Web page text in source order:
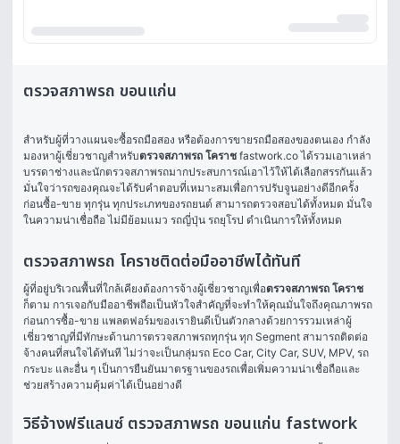
ตรวจสภาพรถ ขอนแก่น
สำหรับผู้ที่วางแผนจะซื้อรถมือสอง หรือต้องการขายรถมือสองของตนเอง กำลัง
มองหาผู้เชี่ยวชาญสำหรับตรวจสภาพรถ โคราช fastwork.co ได้รวมเอาเหล่า
บรรดาช่างและนักตรวจสภาพรถมากประสบการณ์เอาไว้ให้ได้เลือกสรรกันแล้ว
มั่นใจว่ารถของคุณจะได้รับคำตอบที่เหมาะสมเพื่อการปรับจูนอย่างดีอีกครั้ง
ก่อนซื้อ-ขาย ทุกรุ่น ทุกประเภทของรถยนต์ สามารถตรวจสอบได้ทั้งหมด มั่นใจ
ในความน่าเชื่อถือ ไม่มีย้อมแมว รถญี่ปุ่น รถยุโรป ดำเนินการให้ทั้งหมด
ตรวจสภาพรถ โคราชติดต่อมืออาชีพได้ทันที
ผู้ที่อยู่บริเวณพื้นที่ใกล้เคียงต้องการจ้างผู้เชี่ยวชาญเพื่อตรวจสภาพรถ โคราช
ก็ตาม การเจอกับมืออาชีพถือเป็นหัวใจสำคัญที่จะทำให้คุณมั่นใจถึงคุณภาพรถ
ก่อนการซื้อ-ขาย แพลตฟอร์มของเรายินดีเป็นตัวกลางด้วยการรวมเหล่าผู้
เชี่ยวชาญที่มีทักษะด้านการตรวจสภาพรถทุกรุ่น ทุก Segment สามารถติดต่อ
จ้างคนที่สนใจได้ทันที ไม่ว่าจะเป็นกลุ่มรถ Eco Car, City Car, SUV, MPV, รถ
กระบะ และอื่น ๆ เป็นการยืนยันมาตรฐานของรถเพื่อเพิ่มความน่าเชื่อถือและ
ช่วยสร้างความคุ้มค่าได้เป็นอย่างดี
วิธีจ้างฟรีแลนซ์ ตรวจสภาพรถ ขอนแก่น fastwork